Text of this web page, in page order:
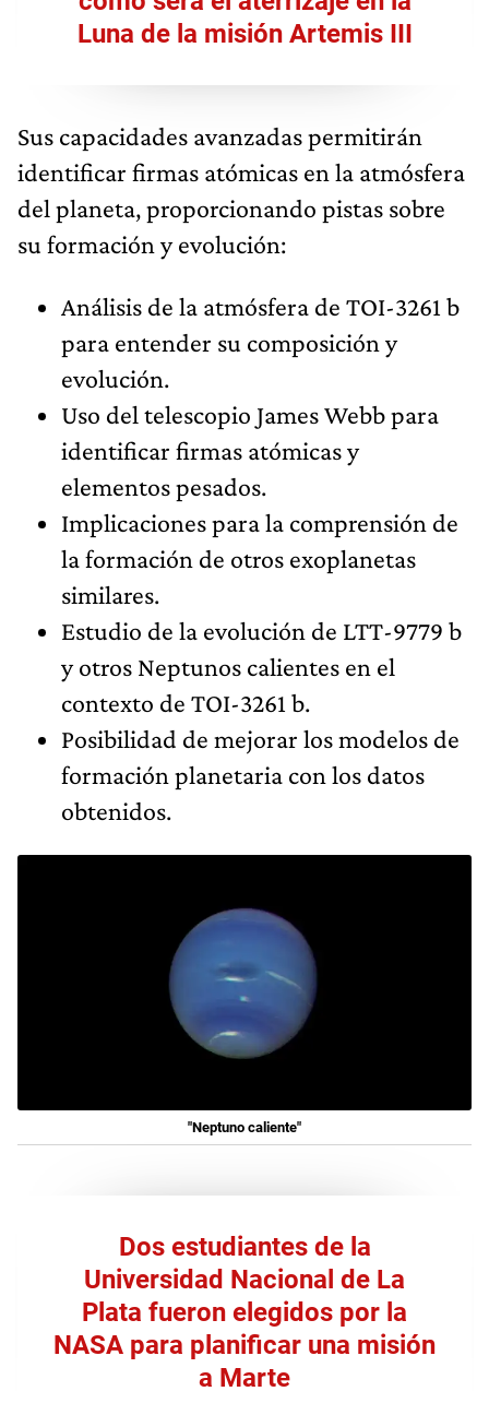
Luna de la misión Artemis III
Sus capacidades avanzadas permitirán
identificar firmas atómicas en la atmósfera
del planeta, proporcionando pistas sobre
su formación y evolución:
Análisis de la atmósfera de TOI-3261 b
para entender su composición y
evolución.
Uso del telescopio James Webb para
identificar firmas atómicas y
elementos pesados.
Implicaciones para la comprensión de
la formación de otros exoplanetas
similares.
Estudio de la evolución de LTT-9779 b
y otros Neptunos calientes en el
contexto de TOI-3261 b.
Posibilidad de mejorar los modelos de
formación planetaria con los datos
obtenidos.
"Neptuno caliente"
Dos estudiantes de la
Universidad Nacional de La
Plata fueron elegidos por la
NASA para planificar una misión
a Marte